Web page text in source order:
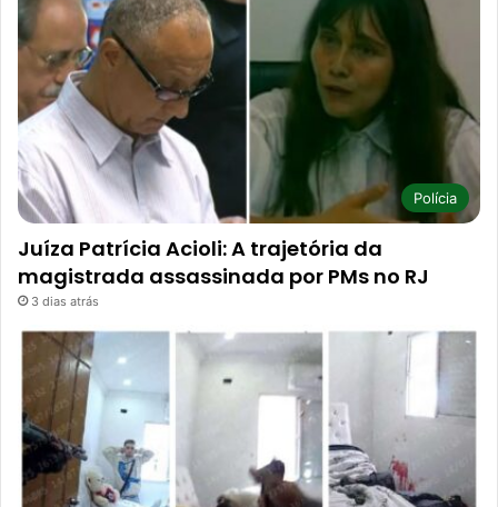
Polícia
Juíza Patrícia Acioli: A trajetória da
magistrada assassinada por PMs no RJ
3 dias atrás